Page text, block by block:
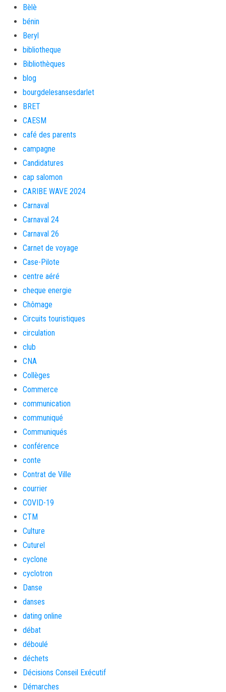
Bèlè
bénin
Beryl
bibliotheque
Bibliothèques
blog
bourgdelesansesdarlet
BRET
CAESM
café des parents
campagne
Candidatures
cap salomon
CARIBE WAVE 2024
Carnaval
Carnaval 24
Carnaval 26
Carnet de voyage
Case-Pilote
centre aéré
cheque energie
Chômage
Circuits touristiques
circulation
club
CNA
Collèges
Commerce
communication
communiqué
Communiqués
conférence
conte
Contrat de Ville
courrier
COVID-19
CTM
Culture
Cuturel
cyclone
cyclotron
Danse
danses
dating online
débat
déboulé
déchets
Décisions Conseil Exécutif
Démarches